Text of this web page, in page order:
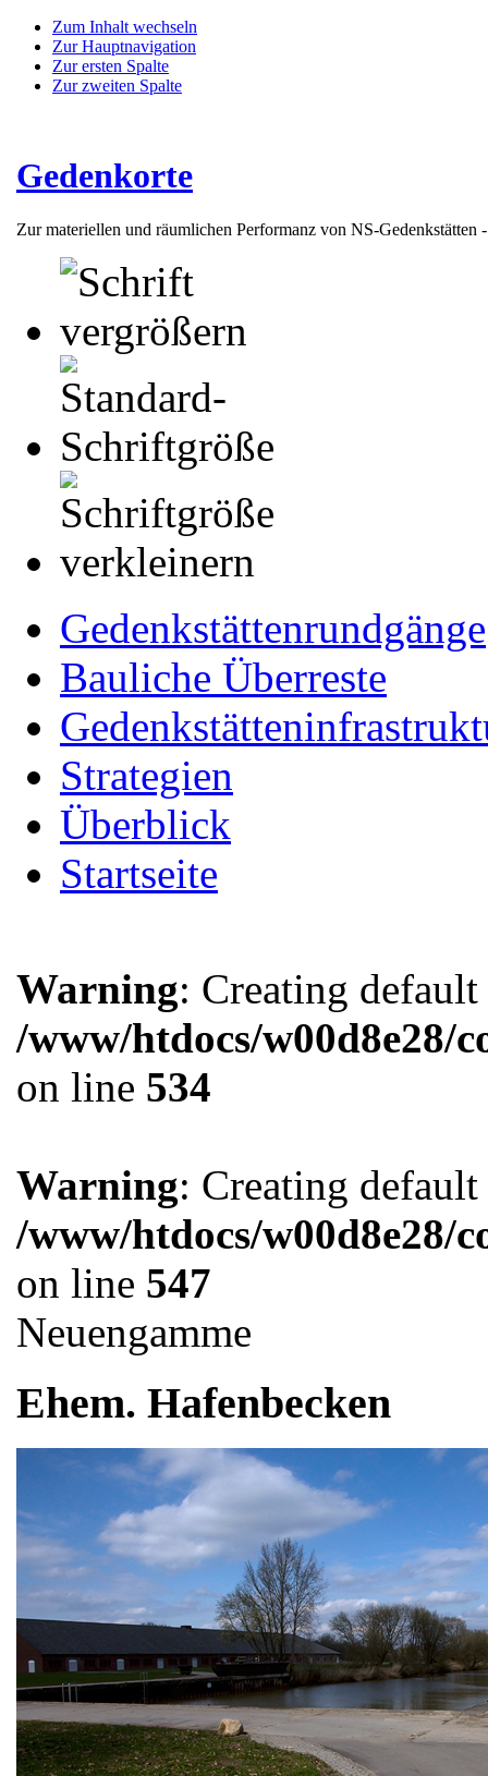
Zum Inhalt wechseln
Zur Hauptnavigation
Zur ersten Spalte
Zur zweiten Spalte
Gedenkorte
Zur materiellen und räumlichen Performanz von NS-Gedenkstätten
Gedenkstättenrundgänge
Bauliche Überreste
Strategien
Überblick
Startseite
Warning: Creating
/www/htdocs/w00d8e28/
on line 534
Warning: Creating
/www/htdocs/w00d8e28/
on line 547
Neuengamme
Ehem. Hafenbecken